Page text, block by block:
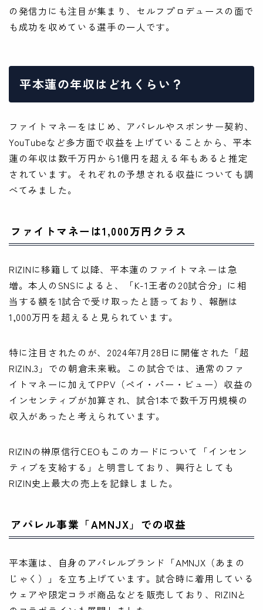
の発信力にも注目が集まり、セルフプロデュースの面で
も成功を収めている選手の一人です。
平本蓮の年収はどれくらい？
ファイトマネーをはじめ、アパレルやスポンサー契約、
YouTubeなど多方面で収益を上げていることから、平本
蓮の年収は数千万円から1億円を超える年もあると推定
されています。それぞれの予想される収益についても調
べてみました。
ファイトマネーは1,000万円クラス
RIZINに移籍して以降、平本蓮のファイトマネーは急
増。本人のSNSによると、「K-1王者の20試合分」に相
当する額を1試合で受け取ったと語っており、報酬は
1,000万円を超えると見られています。
特に注目されたのが、2024年7月28日に開催された「超
RIZIN.3」での朝倉未来戦。この試合では、通常のファ
イトマネーに加えてPPV（ペイ・パー・ビュー）収益の
インセンティブが加算され、試合1本で数千万円規模の
収入があったと考えられています。
RIZINの榊原信行CEOもこのカードについて「インセン
ティブを支給する」と明言しており、興行としても
RIZIN史上最大の売上を記録しました。
アパレル事業「AMNJX」での収益
平本蓮は、自身のアパレルブランド「AMNJX（あまの
じゃく）」を立ち上げています。試合時に着用している
ウェアや限定コラボ商品などを販売しており、RIZINと